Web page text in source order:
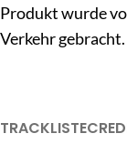
Produkt wurde
Verkehr gebracht.
TRACKLISTE